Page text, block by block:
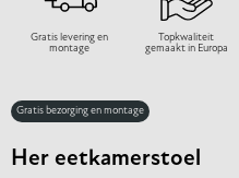
Gratis levering en
montage
Topkwaliteit
gemaakt in Europa
Gratis bezorging en montage
Her eetkamerstoel